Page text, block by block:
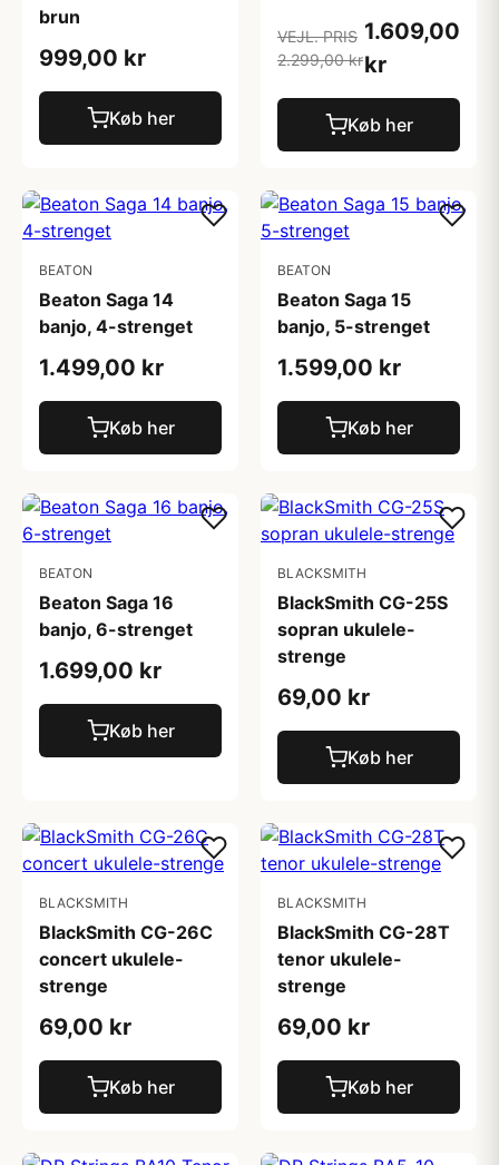
brun
999,00 kr
Køb her
VEJL. PRIS
2.299,00 kr
1.609,00
kr
Køb her
BEATON
Beaton Saga 14
banjo, 4-strenget
1.499,00 kr
Køb her
BEATON
Beaton Saga 15
banjo, 5-strenget
1.599,00 kr
Køb her
BEATON
Beaton Saga 16
banjo, 6-strenget
1.699,00 kr
Køb her
BLACKSMITH
BlackSmith CG-25S
sopran ukulele-
strenge
69,00 kr
Køb her
BLACKSMITH
BlackSmith CG-26C
concert ukulele-
strenge
69,00 kr
Køb her
BLACKSMITH
BlackSmith CG-28T
tenor ukulele-
strenge
69,00 kr
Køb her